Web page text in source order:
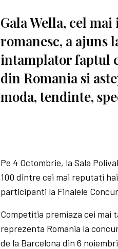
Gala Wella, cel
romanesc, a ajuns
intamplator faptul
din Romania si
moda, tendinte,
Pe 4 Octombrie, la Sala
100 dintre cei mai reputati
participanti la Finalele
Competitia premiaza cei mai
reprezenta Romania la
de la Barcelona din 6